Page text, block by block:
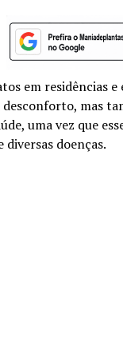
em residências
desconforto, mas
uma vez que
doenças.